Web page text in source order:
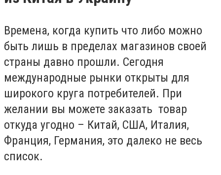
Времена, когда купить что либо можно
быть лишь в пределах магазинов своей
страны давно прошли. Сегодня
международные рынки открыты для
широкого круга потребителей. При
желании вы можете заказать товар
откуда угодно – Китай, США, Италия,
Франция, Германия, это далеко не весь
список.